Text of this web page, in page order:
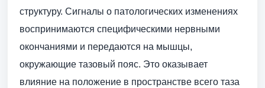
структуру. Сигналы о патологических изменениях
воспринимаются специфическими нервными
окончаниями и передаются на мышцы,
окружающие тазовый пояс. Это оказывает
влияние на положение в пространстве всего таза